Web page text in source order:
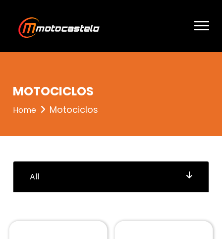
MOTOCICLOS
Home Motociclos
All